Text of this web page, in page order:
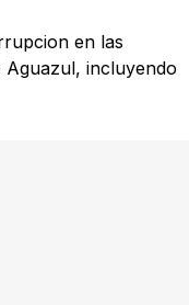
en las
incluyendo